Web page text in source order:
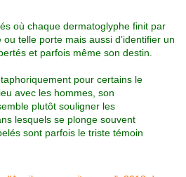
où chaque dermatoglyphe finit par
telle porte mais aussi d’identifier un
et parfois même son destin.
pour certains le
avec les hommes, son
plutôt souligner les
lesquels se plonge souvent
sont parfois le triste témoin